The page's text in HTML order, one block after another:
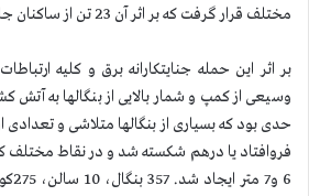
مختلف قرار گرفت كه بر اثر آن 23 تن از ساكنان جان باختند.
بر اثر این حمله جنایتكارانه برق و كلیه
وسیعی از كمپ و شمار بالایی از بنگالها به
حدی بود كه بسیاری از بنگالها متلاشی و تعدادی
6 و7